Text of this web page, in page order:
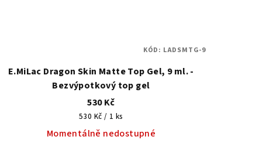
E.MiLac Dragon Skin Matte Top Gel, 9 ml. -
Bezvýpotkový top gel
530 Kč
Měrná
cena:
530 Kč / 1 ks
Momentálně nedostupné
KÓD: LADSMTG-9